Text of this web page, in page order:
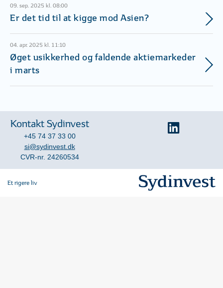
09. sep. 2025 kl. 08:00
Er det tid til at kigge mod Asien?
04. apr. 2025 kl. 11:10
Øget usikkerhed og faldende aktiemarkeder
i marts
Kontakt Sydinvest
+45 74 37 33 00
si@sydinvest.dk
CVR-nr. 24260534
Et rigere liv